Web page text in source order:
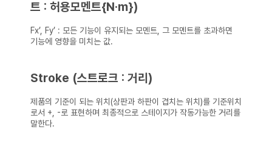
트 : 허용모멘트{N·m})
Fx’, Fy’ : 모든 기능이 유지되는 모멘트, 그 모멘트를 초과하면
기능에 영향을 미치는 값.
Stroke (스트로크 : 거리)
제품의 기준이 되는 위치(상판과 하판이 겹치는 위치)를 기준위치
로서 +, -로 표현하며 최종적으로 스테이지가 작동가능한 거리를
말한다.